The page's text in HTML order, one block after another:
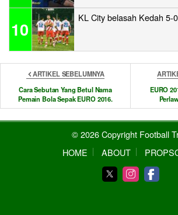
10
KL City belasah Kedah 5-0
ARTIKEL SEBELUMNYA
Cara Sebutan Yang Betul Nama
Pemain Bola Sepak EURO 2016.
EURO
© 2026 Copyright Football
HOME
ABOUT